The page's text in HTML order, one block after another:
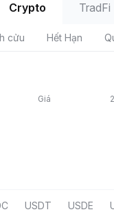
Crypto TradFi
cửu Hết Hạn
Giá
USDT USDE